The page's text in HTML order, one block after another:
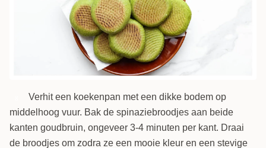
Verhit een koekenpan met een dikke bodem op
middelhoog vuur. Bak de spinaziebroodjes aan beide
kanten goudbruin, ongeveer 3-4 minuten per kant. Draai
de broodjes om zodra ze een mooie kleur en een stevige